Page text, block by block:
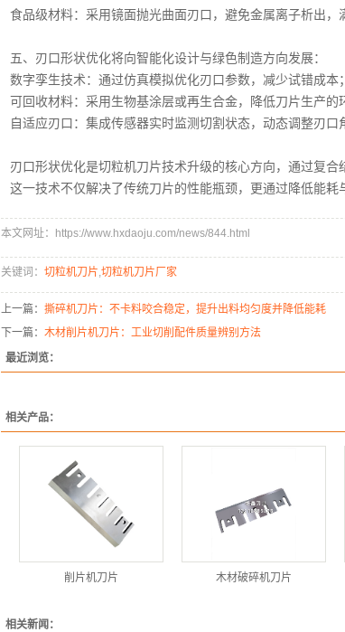
食品级材料：采用镜面抛光曲面刃口，避免金属离子析出，
五、刃口形状优化将向智能化设计与绿色制造方向发展：
数字孪生技术：通过仿真模拟优化刃口参数，减少试错成本；
可回收材料：采用生物基涂层或再生合金，降低刀片生产的
自适应刃口：集成传感器实时监测切割状态，动态调整刃口
刃口形状优化是切粒机刀片技术升级的核心方向，通过复
这一技术不仅解决了传统刀片的性能瓶颈，更通过降低能
本文网址：https://www.hxdaoju.com/news/844.html
关键词： 切粒机刀片,切粒机刀片厂家
上一篇： 撕碎机刀片：不卡料咬合稳定，提升出料均匀度并降低能耗
下一篇： 木材削片机刀片：工业切削配件质量辨别方法
最近浏览：
相关产品：
削片机刀片 木材破碎机刀片
相关新闻：